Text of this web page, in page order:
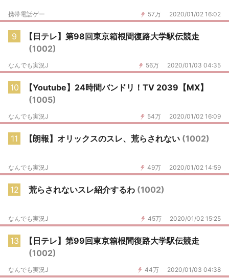
57万 2020/01/02 16:02
携帯電話ゲー
9
【日テレ】第98回東京箱根間復路大学駅伝競走
(1002)
56万 2020/01/03 04:35
なんでも実況J
10
【Youtube】24時間バンドリ！TV 2039【MX】
(1005)
54万 2020/01/02 16:09
なんでも実況J
11 【朗報】オリックスのスレ、荒らされない (1002)
49万 2020/01/02 14:59
なんでも実況J
12 荒らされないスレ紹介するわ (1002)
45万 2020/01/02 15:25
なんでも実況J
13
【日テレ】第99回東京箱根間復路大学駅伝競走
(1002)
44万 2020/01/03 04:38
なんでも実況J